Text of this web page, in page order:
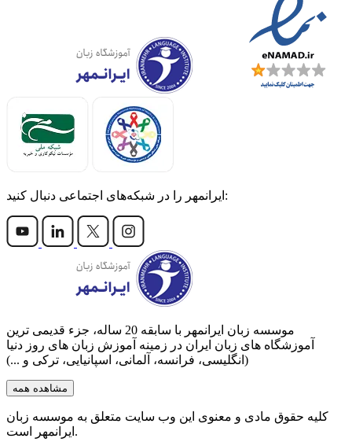
ایرانمهر را در شبکه‌های اجتماعی دنبال کنید:
موسسه زبان ایرانمهر با سابقه‌ 20 ساله، جزء قدیمی ترین
آموزشگاه های زبان ایران در زمینه آموزش زبان های روز دنیا
(انگلیسی، فرانسه، آلمانی، اسپانیایی، ترکی و ...)
مشاهده همه
کلیه حقوق مادی و معنوی این وب سایت متعلق به موسسه زبان
ایرانمهر است.